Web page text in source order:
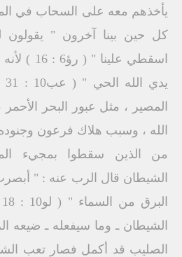
يأخذهم معه على السحاب في
كل حين بينا آخرون " يقولون
اسقطي
المصير ، مثل عبور البحر
الله ، وسبب هلاك فرعون
من الذين سقطوا بمجيء
الشيطان قال الرب عنه : "
الشيطان ـ وما سيفعله ـ ضيعه
الصليب قد أكمل فصار تعب